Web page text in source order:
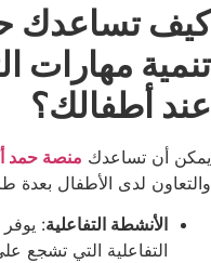
كيف تساعدك
تنمية مهارات
عند أطفالك؟
يمكن أن تساعدك منصة حمد
والتعاون لدى الأطفال بعدة
الأنشطة التفاعلية:
التفاعلية التي تشجع